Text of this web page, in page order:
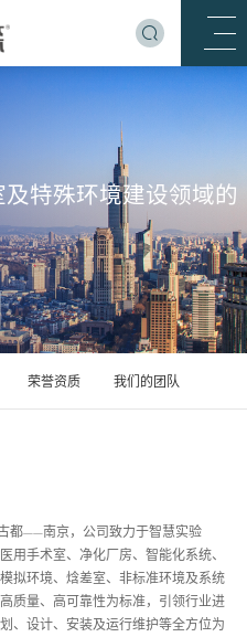
特殊环境建设领域的
荣誉资质 我们的团队
——南京，公司致力于智慧实验
用手术室、净化厂房、智能化系统、
拟环境、焓差室、非标准环境及系统
质量、高可靠性为标准，引领行业进
、设计、安装及运行维护等全方位为